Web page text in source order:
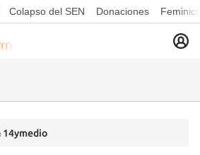
Colapso del SEN Donaciones
14ymedio